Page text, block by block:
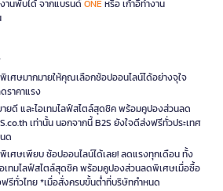
งานพับได้ จากแบรนด์ONEหรือ เก้าอี้ทำงาน
เศษมากมายให้คุณเลือกช้อปออนไลน์ได้อย่างจุใจ
ราคาแรง
ยดี และไอเทมไลฟ์สไตล์สุดชิค พร้อมคูปองส่วนลด
เท่านั้น นอกจากนี้ B2S ยังใจดีส่งฟรีทั่วประเทศ
ด
เศษเพียบ ช้อปออนไลน์ได้เลย! ลดแรงทุกเดือน ทั้ง
เทมไลฟ์สไตล์สุดชิค พร้อมคูปองส่วนลดพิเศษเมื่อซื้อ
ฟรีทั่วไทย *เมื่อสั่งครบขั้นต่ำที่บริษัทกำหนด